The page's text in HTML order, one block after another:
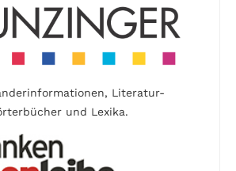
Literatur-
und Lexika.